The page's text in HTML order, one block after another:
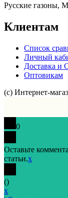
Русские газоны,
Клиентам
Список
Личный
Доставка и
Оптовикам
(с) Интернет-
0
Оставьте
статьи.x
()
x